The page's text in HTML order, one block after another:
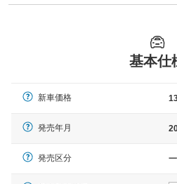
基本仕
新車価格
発売年月
発売区分